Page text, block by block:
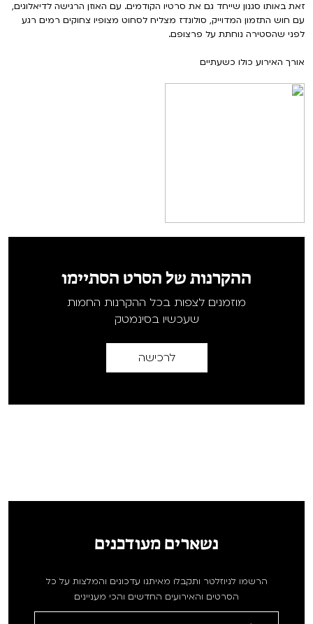
זאת באותו סגנון שייחד גם את סרטיו הקודמים. עם האוזן הרגישה לדיאלוגים,
עם חוש התזמון המדוייק, סולונדז מצליח לסחוט מצופיו צחוקים רמים רגע
לפני שהסטירה נוחתת על פרצופם.
אורך האירוע כולו כשעתיים
ההקרנות של הסרט הסתיימו
מוזמנים לצפות בכל ההקרנות החמות
שעכשיו בסינמטק
לרכישה
נשארים מעודכנים
הרשמו לניוזלטר ותקבלו מאיתנו עדכונים והמלצות על כל
הסרטים והאירועים החדשים והכי מעניינים